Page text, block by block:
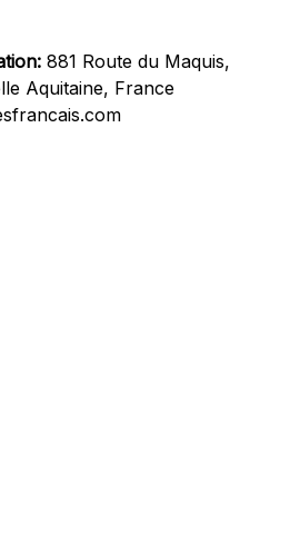
881 Route du Maquis,
Aquitaine, France